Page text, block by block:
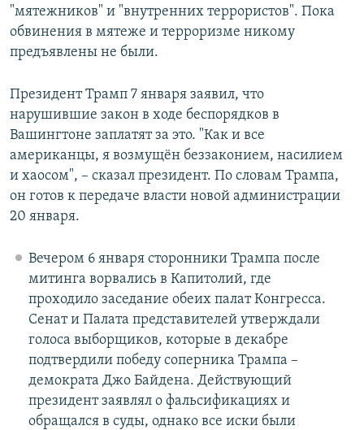
"мятежников" и "внутренних террористов". Пока
обвинения в мятеже и терроризме никому
предъявлены не были.
Президент Трамп 7 января заявил, что
нарушившие закон в ходе беспорядков в
Вашингтоне заплатят за это. "Как и все
американцы, я возмущён беззаконием, насилием
и хаосом", – сказал президент. По словам Трампа,
он готов к передаче власти новой администрации
20 января.
Вечером 6 января сторонники Трампа после
митинга ворвались в Капитолий, где
проходило заседание обеих палат Конгресса.
Сенат и Палата представителей утверждали
голоса выборщиков, которые в декабре
подтвердили победу соперника Трампа –
демократа Джо Байдена. Действующий
президент заявлял о фальсификациях и
обращался в суды, однако все иски были